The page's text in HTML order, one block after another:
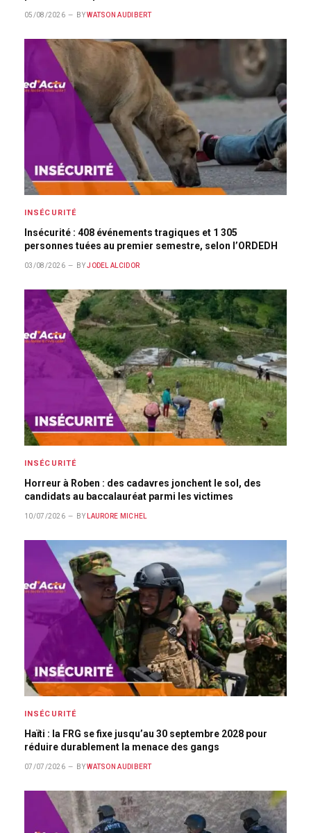
05/08/2026 BY WATSON AUDIBERT
INSÉCURITÉ
Insécurité : 408 événements tragiques et 1 305
personnes tuées au premier semestre, selon l’ORDEDH
03/08/2026 BY JODEL ALCIDOR
INSÉCURITÉ
Horreur à Roben : des cadavres jonchent le sol, des
candidats au baccalauréat parmi les victimes
10/07/2026 BY LAURORE MICHEL
INSÉCURITÉ
Haïti : la FRG se fixe jusqu’au 30 septembre 2028 pour
réduire durablement la menace des gangs
07/07/2026 BY WATSON AUDIBERT